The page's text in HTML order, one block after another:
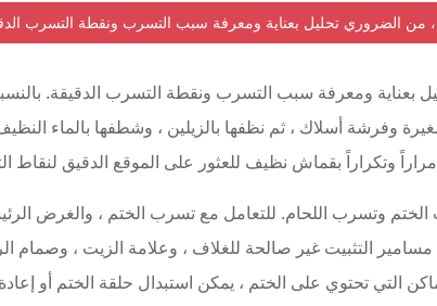
من الضروري تحليل بعناية ومعرفة سبب التسرب ونقطة التسرب
ومعرفة سبب التسرب ونقطة التسرب الدقيقة.
وفرشة أسلاك ، ثم نظفها بالزيلين ، وشطفها بالماء
وتكراراً بقماش نظيف للعثور على الموقع الدقيق لنقاط
وتسرب اللحام. للتعامل مع تسرب الختم ، والغرض
التثبيت غير صالحة للغلاف ، وعلامة الزيت ، وصمام
التي تحتوي على الختم ، يمكن استبدال حلقة الختم أو